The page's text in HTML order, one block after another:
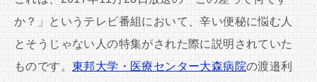
か？」というテレビ番組において、辛い便秘に悩む人
とそうじゃない人の特集がされた際に説明されていた
ものです。 東邦大学・医療センター大森病院の渡邉利